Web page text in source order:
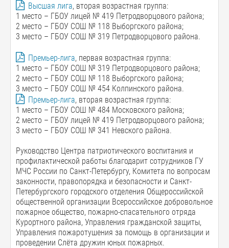
Высшая лига, вторая возрастная группа:
1 место – ГБОУ лицей № 419 Петродворцового района;
2 место – ГБОУ СОШ № 118 Выборгского района;
3 место – ГБОУ СОШ № 319 Петродворцового района.
Премьер-лига, первая возрастная группа:
1 место – ГБОУ СОШ № 319 Петродворцового района;
2 место – ГБОУ СОШ № 118 Выборгского района;
3 место – ГБОУ СОШ № 454 Колпинского района.
Премьер-лига, вторая возрастная группа:
1 место – ГБОУ СОШ № 484 Московского района;
2 место – ГБОУ лицей № 419 Петродворцового района;
3 место – ГБОУ СОШ № 341 Невского района.
Руководство Центра патриотического воспитания и
профилактической работы благодарит сотрудников ГУ
МЧС России по Санкт-Петербургу, Комитета по вопросам
законности, правопорядка и безопасности и Санкт-
Петербургского городского отделения Общероссийской
общественной организации Всероссийское добровольное
пожарное общество, пожарно-спасательного отряда
Курортного района, Управления гражданской защиты,
Управления пожаротушения за помощь в организации и
проведении Слёта дружин юных пожарных.